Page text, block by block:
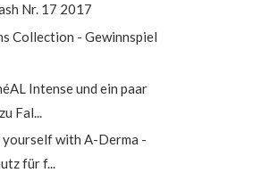
Nr. 17 2017
Collection - Gewinnspiel
Intense und ein paar
Fal...
yourself with A-Derma -
für f...